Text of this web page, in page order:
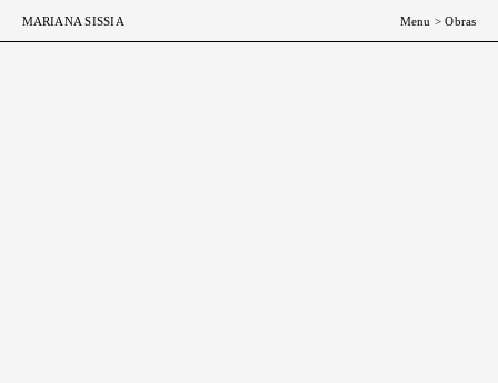
MARIANA SISSIA Menu >Obras
ESPENG